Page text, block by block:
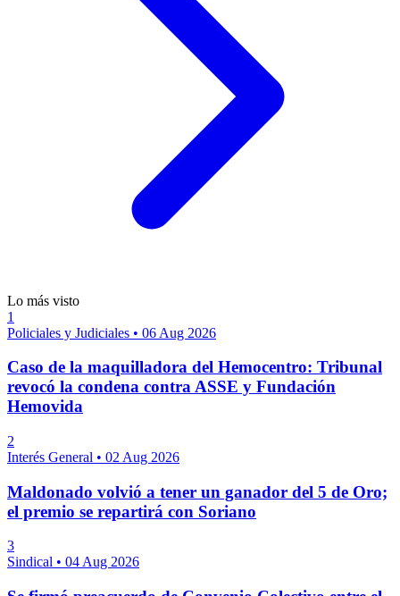
Lo más visto
1
Policiales y Judiciales • 06 Aug 2026
Caso de la maquilladora del Hemocentro: Tribunal
revocó la condena contra ASSE y Fundación
Hemovida
2
Interés General • 02 Aug 2026
Maldonado volvió a tener un ganador del 5 de Oro;
el premio se repartirá con Soriano
3
Sindical • 04 Aug 2026